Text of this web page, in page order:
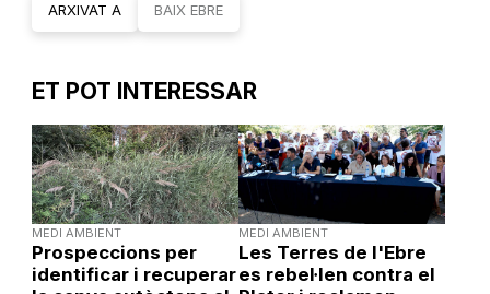
ARXIVAT A BAIX EBRE
ET POT INTERESSAR
MEDI AMBIENT
Prospeccions per
identificar i recuperar
MEDI AMBIENT
Les Terres de l'Ebre
es rebel·len contra el